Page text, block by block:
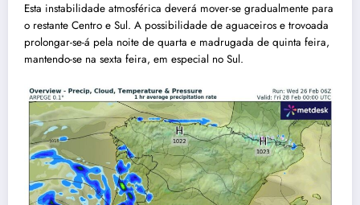
Esta instabilidade atmosférica deverá mover-se gradualmente para
o restante Centro e Sul. A possibilidade de aguaceiros e trovoada
prolongar-se-á pela noite de quarta e madrugada de quinta feira,
mantendo-se na sexta feira, em especial no Sul.